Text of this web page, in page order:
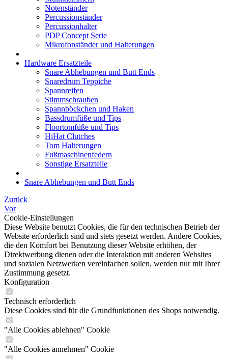
Notenständer
Percussionständer
Percussionhalter
PDP Concept Serie
Mikrofonständer und Halterungen
Hardware Ersatzteile
Snare Abhebungen und Butt Ends
Snaredrum Teppiche
Spannreifen
Stimmschrauben
Spannböckchen und Haken
Bassdrumfüße und Tips
Floortomfüße und Tips
HiHat Clutches
Tom Halterungen
Fußmaschinenfedern
Sonstige Ersatzteile
Snare Abhebungen und Butt Ends
Zurück
Vor
Cookie-Einstellungen
Diese Website benutzt Cookies, die für den technischen Betrieb der
Website erforderlich sind und stets gesetzt werden. Andere Cookies,
die den Komfort bei Benutzung dieser Website erhöhen, der
Direktwerbung dienen oder die Interaktion mit anderen Websites
und sozialen Netzwerken vereinfachen sollen, werden nur mit Ihrer
Zustimmung gesetzt.
Konfiguration
Technisch erforderlich
Diese Cookies sind für die Grundfunktionen des Shops notwendig.
"Alle Cookies ablehnen" Cookie
"Alle Cookies annehmen" Cookie